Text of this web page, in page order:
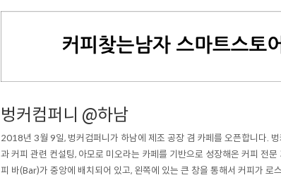
벙커컴퍼니 @하남
2018년 3월 9일, 벙커컴퍼니가 하남에 제조 공장 겸 카페를 오픈합니다.
과 커피 관련 컨설팅, 아모로 미오라는 카페를 기반으로 성장해온 커피 전
피 바(Bar)가 중앙에 배치되어 있고, 왼쪽에 있는 큰 창을 통해서 커피가 로